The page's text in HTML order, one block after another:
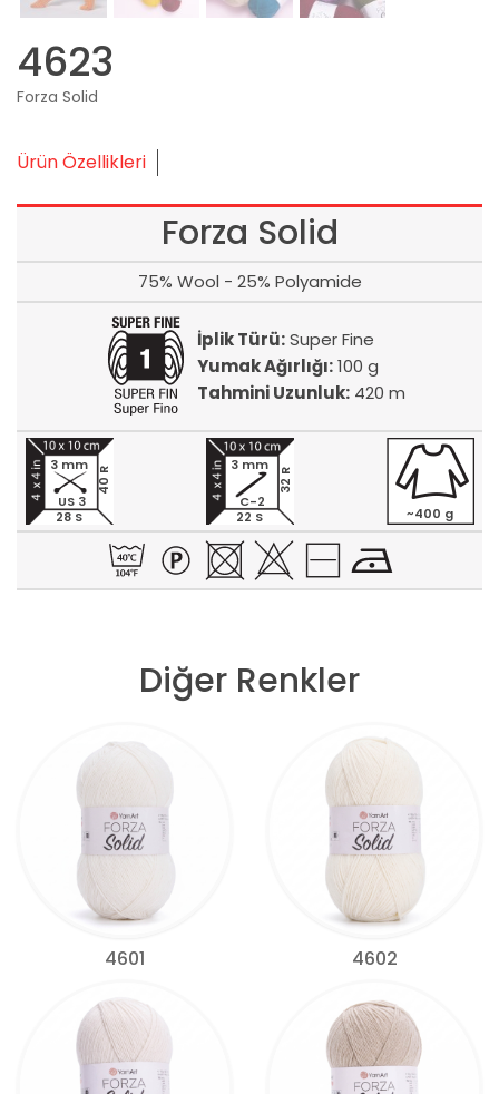
4623
Forza Solid
Ürün Özellikleri
Forza Solid
75% Wool - 25% Polyamide
İplik Türü:Super Fine
Yumak Ağırlığı:100 g
Tahmini Uzunluk:420 m
28 S
40 R
3 mm
US 3
22 S
32 R
3 mm
C-2
~400 g
Diğer Renkler
4601 4602